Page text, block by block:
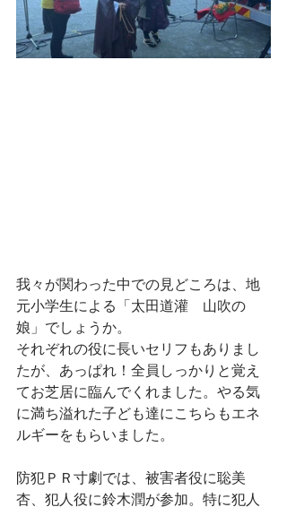
我々が関わった中での見どころは、地
元小学生による「太田道灌　山吹の
娘」でしょうか。
それぞれの役に長いセリフもありまし
たが、あっぱれ！全員しっかりと覚え
てお芝居に臨んでくれました。やる気
に満ち溢れた子ども達にこちらもエネ
ルギーをもらいました。
防犯ＰＲ寸劇では、被害者役に聡美
杏、犯人役に鈴木潤が参加。特に犯人